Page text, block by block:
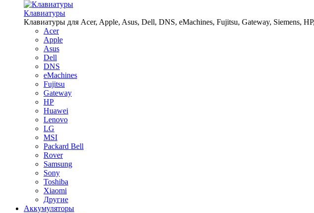
Клавиатуры
Клавиатуры для Acer, Apple, Asus, Dell, DNS, eMachines, Fujitsu, Gateway, Siemens,
Acer
Apple
Asus
Dell
DNS
eMachines
Fujitsu
Gateway
HP
Huawei
Lenovo
LG
MSI
Packard Bell
Rover
Samsung
Sony
Toshiba
Xiaomi
Другие
Аккумуляторы